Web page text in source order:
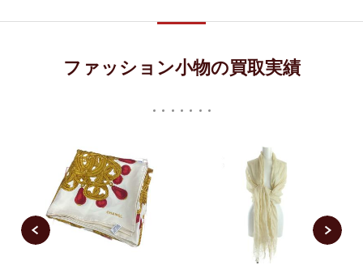
ファッション小物の買取実績